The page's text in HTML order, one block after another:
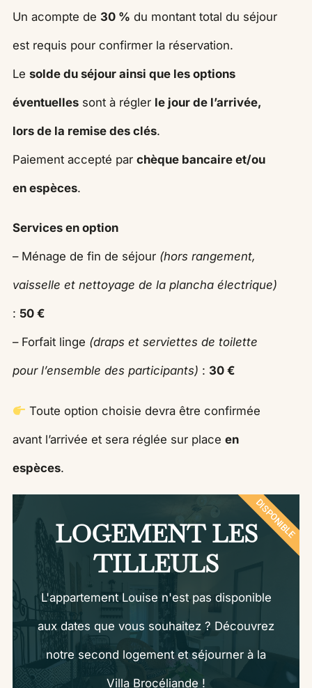
Un acompte de 30 % du montant total du séjour
est requis pour confirmer la réservation.
Le solde du séjour ainsi que les options
éventuelles sont à régler le jour de l’arrivée,
lors de la remise des clés.
Paiement accepté par chèque bancaire et/ou
en espèces.
Services en option
– Ménage de fin de séjour (hors rangement,
vaisselle et nettoyage de la plancha électrique)
: 50 €
– Forfait linge (draps et serviettes de toilette
pour l’ensemble des participants) : 30 €
Toute option choisie devra être confirmée
avant l’arrivée et sera réglée sur place en
espèces.
LOGEMENT LES
TILLEULS
L'appartement Louise n'est pas disponible
aux dates que vous souhaitez ? Découvrez
notre second logement et séjourner à la
Villa Brocéliande !
DISPONIBLE